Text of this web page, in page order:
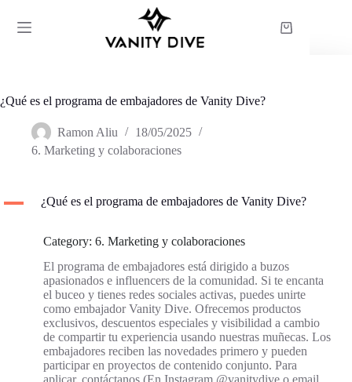
contenido
Carro
¿Qué es el programa de embajadores de Vanity Dive?
Ramon Aliu
18/05/2025
6. Marketing y colaboraciones
A ¿Qué es el programa de embajadores de Vanity Dive?
Category: 6. Marketing y colaboraciones
El programa de embajadores está dirigido a buzos
apasionados e influencers de la comunidad. Si te encanta
el buceo y tienes redes sociales activas, puedes unirte
como embajador Vanity Dive. Ofrecemos productos
exclusivos, descuentos especiales y visibilidad a cambio
de compartir tu experiencia usando nuestras muñecas. Los
embajadores reciben las novedades primero y pueden
participar en proyectos de contenido conjunto. Para
aplicar, contáctanos (En Instagram @vanitydive o email